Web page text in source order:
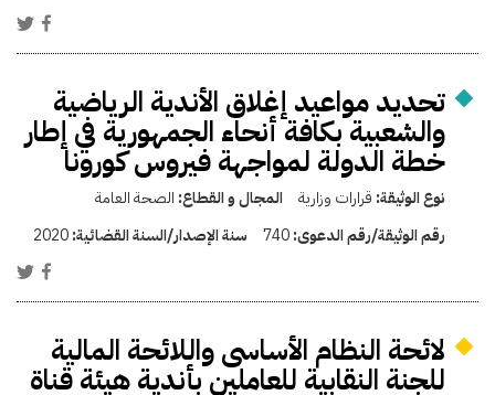
تحديد مواعيد إغلاق الأندية الرياضية
والشعبية بكافة أنحاء الجمهورية في إطار
خطة الدولة لمواجهة فيروس كورونا
نوع الوثيقة: قرارات وزارية المجال و القطاع: الصحة العامة
رقم الوثيقة/رقم الدعوى:740 سنة الإصدار/السنة القضائية:2020
لائحة النظام الأساسى واللائحة المالية
للجنة النقابية للعاملين بأندية هيئة قناة